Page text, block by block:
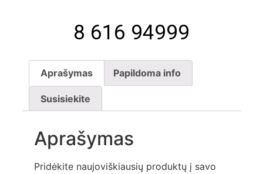
8 616 94999
Aprašymas Papildoma info
Susisiekite
Aprašymas
Pridėkite naujoviškiausių produktų į savo